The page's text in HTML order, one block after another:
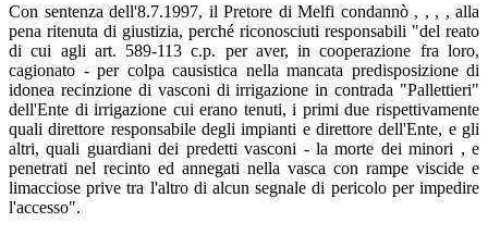
Con sentenza dell'8.7.1997, il Pretore di Melfi condannò , , , , alla
pena ritenuta di giustizia, perché riconosciuti responsabili "del reato
di cui agli art. 589-113 c.p. per aver, in cooperazione fra loro,
cagionato - per colpa causistica nella mancata predisposizione di
idonea recinzione di vasconi di irrigazione in contrada "Pallettieri"
dell'Ente di irrigazione cui erano tenuti, i primi due rispettivamente
quali direttore responsabile degli impianti e direttore dell'Ente, e gli
altri, quali guardiani dei predetti vasconi - la morte dei minori , e
penetrati nel recinto ed annegati nella vasca con rampe viscide e
limacciose prive tra l'altro di alcun segnale di pericolo per impedire
l'accesso".